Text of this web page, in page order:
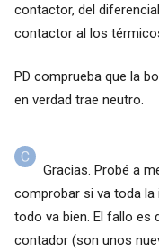
contactor, del
contactor al los
PD comprueba que la
en verdad trae neutro.
Gracias. Probé a
comprobar si va toda
todo va bien. El fallo es
contador (son unos